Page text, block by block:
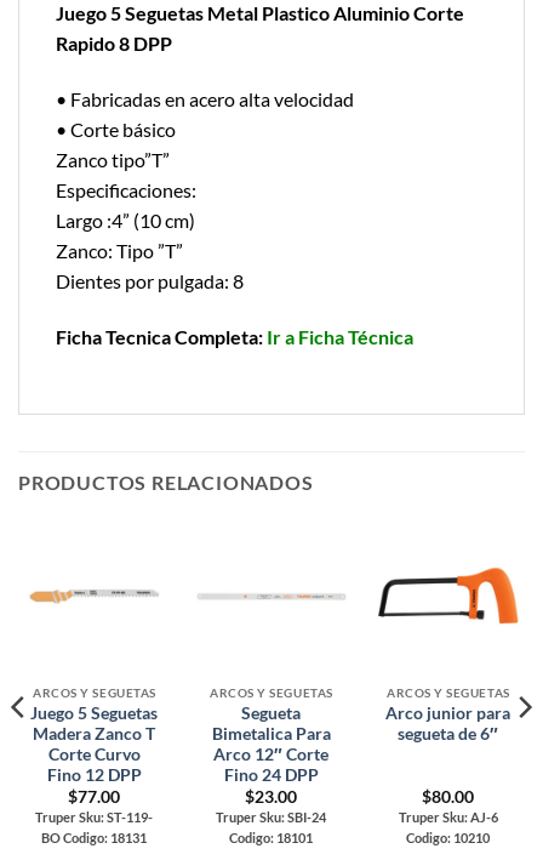
Juego 5 Seguetas Metal Plastico Aluminio Corte
Rapido 8 DPP
• Fabricadas en acero alta velocidad
• Corte básico
Zanco tipo”T”
Especificaciones:
Largo :4” (10 cm)
Zanco: Tipo ”T”
Dientes por pulgada: 8
Ficha Tecnica Completa: Ir a Ficha Técnica
PRODUCTOS RELACIONADOS
ARCOS Y SEGUETAS
Juego 5 Seguetas
Madera Zanco T
Corte Curvo
Fino 12 DPP
$77.00
Truper Sku: ST-119-
BO Codigo: 18131
ARCOS Y SEGUETAS
Segueta
Bimetalica Para
Arco 12″ Corte
Fino 24 DPP
$23.00
Truper Sku: SBI-24
Codigo: 18101
ARCOS Y SEGUETAS
Arco junior para
segueta de 6″
$80.00
Truper Sku: AJ-6
Codigo: 10210